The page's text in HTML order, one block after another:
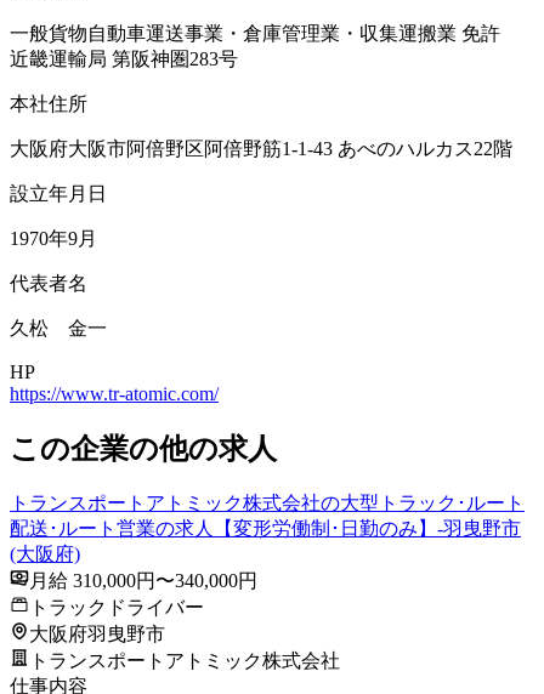
一般貨物自動車運送事業・倉庫管理業・収集運搬業 免許
近畿運輸局 第阪神圏283号
本社住所
大阪府大阪市阿倍野区阿倍野筋1-1-43 あべのハルカス22階
設立年月日
1970年9月
代表者名
久松 金一
HP
https://www.tr-atomic.com/
この企業の他の求人
トランスポートアトミック株式会社の大型トラック･ルート
配送･ルート営業の求人【変形労働制･日勤のみ】-羽曳野市
(大阪府)
月給 310,000円〜340,000円
トラックドライバー
大阪府羽曳野市
トランスポートアトミック株式会社
仕事内容